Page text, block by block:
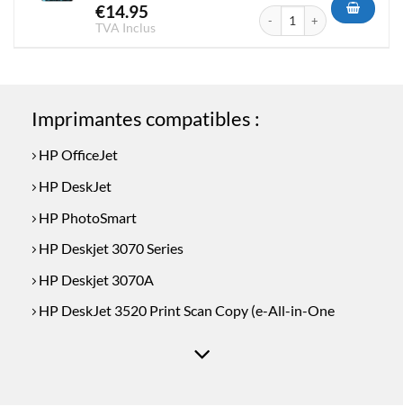
€14.95
TVA Inclus
quantité de Cartouche
Imprimantes compatibles :
HP OfficeJet
HP DeskJet
HP PhotoSmart
HP Deskjet 3070 Series
HP Deskjet 3070A
HP DeskJet 3520 Print Scan Copy (e-All-in-One